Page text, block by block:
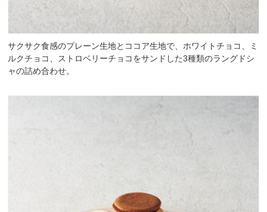
サクサク食感のプレーン生地とココア生地で、ホワイトチョコ、ミ
ルクチョコ、ストロベリーチョコをサンドした3種類のラングドシ
ャの詰め合わせ。